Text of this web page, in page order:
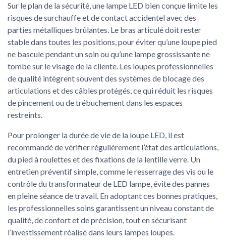
Sur le plan de la sécurité, une lampe LED bien conçue limite les
risques de surchauffe et de contact accidentel avec des
parties métalliques brûlantes. Le bras articulé doit rester
stable dans toutes les positions, pour éviter qu’une loupe pied
ne bascule pendant un soin ou qu’une lampe grossissante ne
tombe sur le visage de la cliente. Les loupes professionnelles
de qualité intègrent souvent des systèmes de blocage des
articulations et des câbles protégés, ce qui réduit les risques
de pincement ou de trébuchement dans les espaces
restreints.
Pour prolonger la durée de vie de la loupe LED, il est
recommandé de vérifier régulièrement l’état des articulations,
du pied à roulettes et des fixations de la lentille verre. Un
entretien préventif simple, comme le resserrage des vis ou le
contrôle du transformateur de LED lampe, évite des pannes
en pleine séance de travail. En adoptant ces bonnes pratiques,
les professionnelles soins garantissent un niveau constant de
qualité, de confort et de précision, tout en sécurisant
l’investissement réalisé dans leurs lampes loupes.